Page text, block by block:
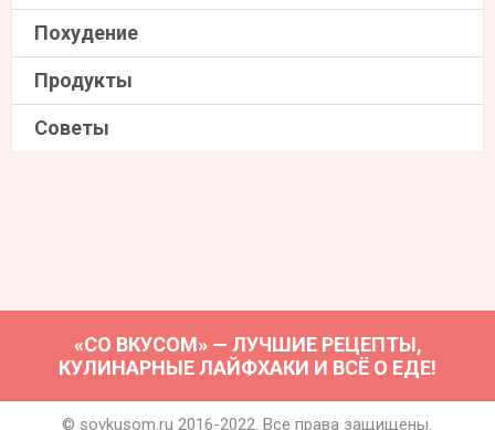
Похудение
Продукты
Советы
«СО ВКУСОМ» — ЛУЧШИЕ РЕЦЕПТЫ,
КУЛИНАРНЫЕ ЛАЙФХАКИ И ВСЁ О ЕДЕ!
© sovkusom.ru 2016-2022. Все права защищены.